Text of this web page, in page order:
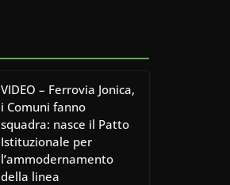
VIDEO – Ferrovia Jonica,
i Comuni fanno
squadra: nasce il Patto
Istituzionale per
l’ammodernamento
della linea